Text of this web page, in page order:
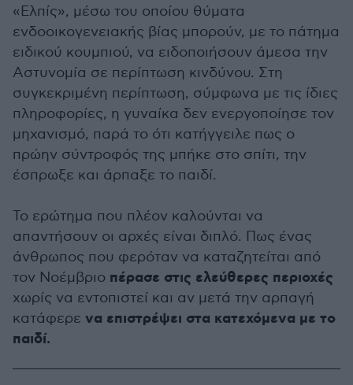
«Ελπίς», μέσω του οποίου θύματα
ενδοοικογενειακής βίας μπορούν, με το πάτημα
ειδικού κουμπιού, να ειδοποιήσουν άμεσα την
Αστυνομία σε περίπτωση κινδύνου. Στη
συγκεκριμένη περίπτωση, σύμφωνα με τις ίδιες
πληροφορίες, η γυναίκα δεν ενεργοποίησε τον
μηχανισμό, παρά το ότι κατήγγειλε πως ο
πρώην σύντροφός της μπήκε στο σπίτι, την
έσπρωξε και άρπαξε το παιδί.
Το ερώτημα που πλέον καλούνται να
απαντήσουν οι αρχές είναι διπλό. Πως ένας
άνθρωπος που φερόταν να καταζητείται από
τον Νοέμβριο πέρασε στις ελεύθερες περιοχές
χωρίς να εντοπιστεί και αν μετά την αρπαγή
κατάφερε να επιστρέψει στα κατεχόμενα με το
παιδί.